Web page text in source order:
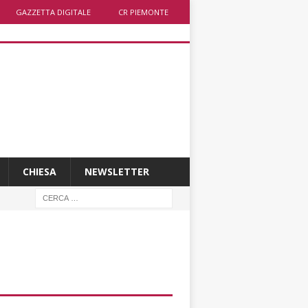
GAZZETTA DIGITALE CR PIEMONTE
CHIESA NEWSLETTER